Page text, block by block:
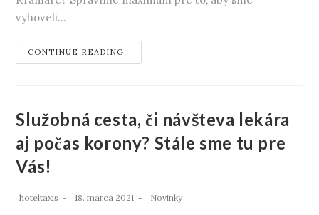
vyhoveli…
CONTINUE READING
Služobná cesta, či návšteva lekára
aj počas korony? Stále sme tu pre
Vás!
hoteltaxis 18. marca 2021 Novinky